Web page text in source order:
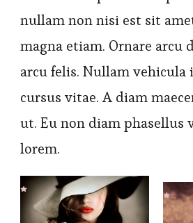
nullam non nisi est sit
magna etiam. Ornare arcu
arcu felis. Nullam vehicula
cursus vitae. A diam
ut. Eu non diam phasellus
lorem.